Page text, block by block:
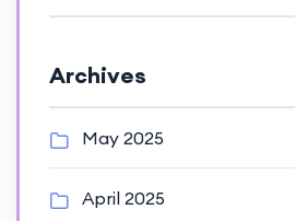
Archives
May 2025
April 2025